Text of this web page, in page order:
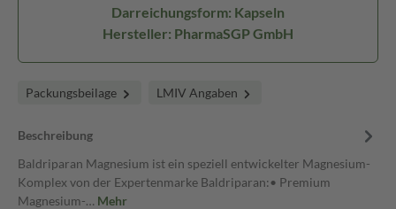
Darreichungsform: Kapseln
Hersteller: PharmaSGP GmbH
Packungsbeilage LMIV Angaben
Beschreibung
Baldriparan Magnesium ist ein speziell entwickelter Magnesium-
Komplex von der Expertenmarke Baldriparan:• Premium
Magnesium-… Mehr